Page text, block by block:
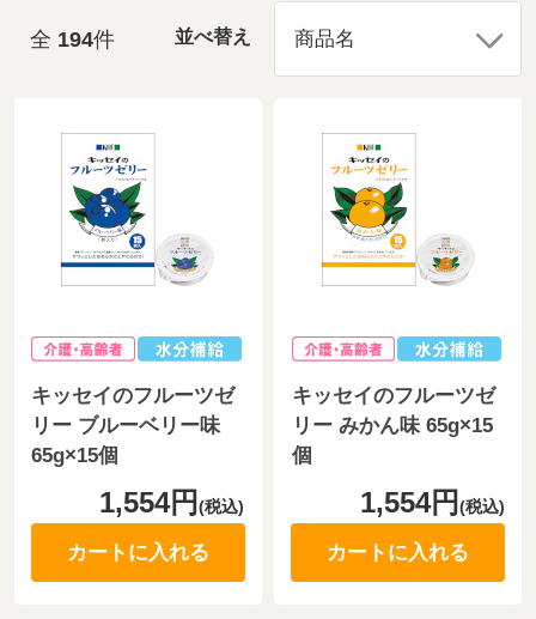
全 194件
キッセイのフルーツゼ
リー ブルーベリー味
65g×15個
1,554円(税込)
カートに入れる
キッセイのフルーツゼ
リー みかん味 65g×15
個
1,554円 (税込)
カートに入れる